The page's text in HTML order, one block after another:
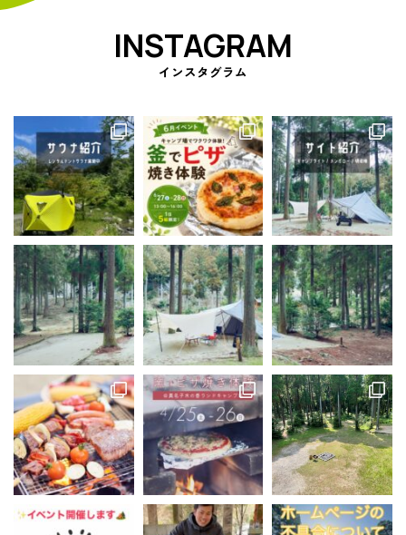
INSTAGRAM
インスタグラム